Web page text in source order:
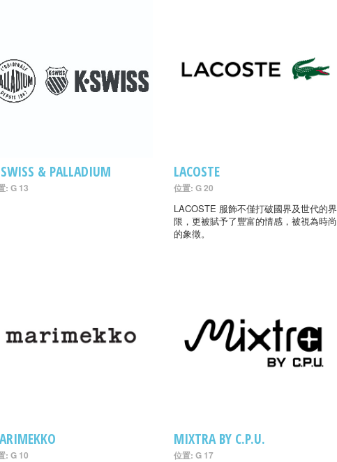
& PALLADIUM
: G 13
LACOSTE
位置: G 20
LACOSTE 服飾不僅打破國界及世代的界
限，更被賦予了豐富的情感，被視為時尚
的象徵。
: G 10
MIXTRA BY C.P.U.
位置: G 17